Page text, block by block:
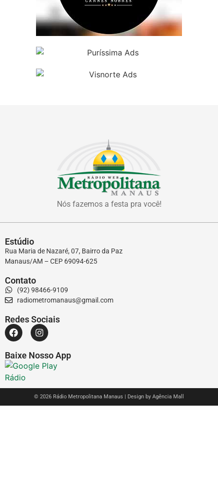
Nós fazemos a festa pra você!
Estúdio
Rua Maria de Nazaré, 07, Bairro da Paz
Manaus/AM – CEP 69094-625
Contato
(92) 98466-9109
radiometromanaus@gmail.com
Redes Sociais
Baixe Nosso App
© 2026 Rádio Metropolitana Manaus | Design by Agência Mall